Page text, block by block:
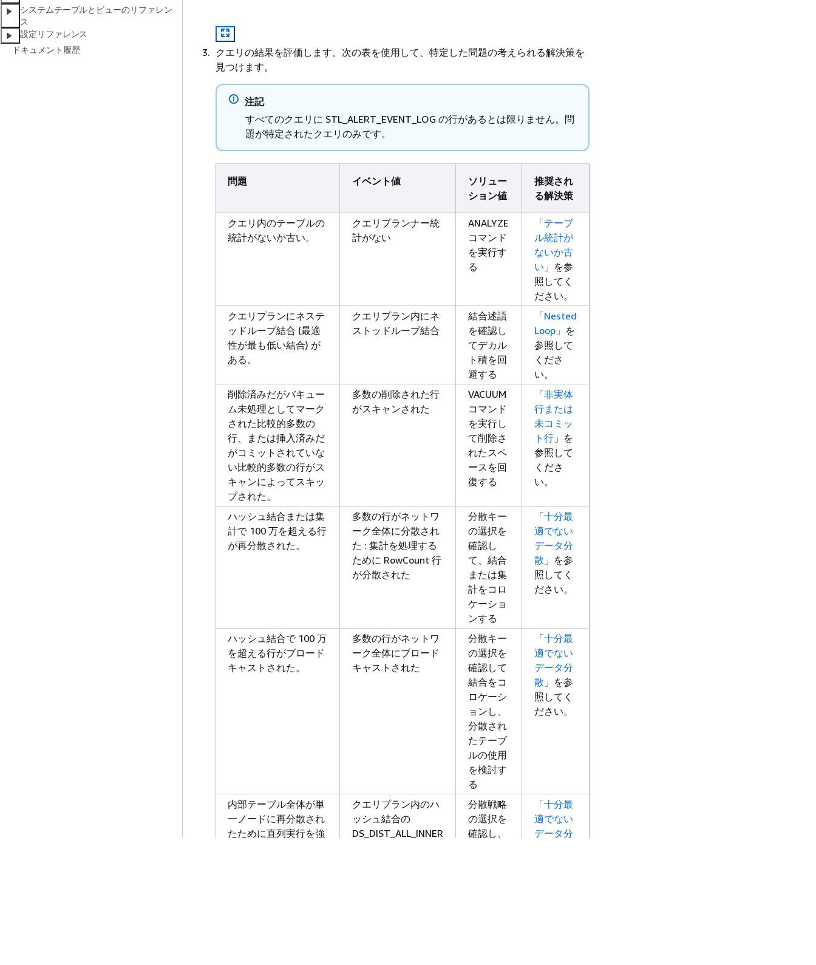
システムテーブルとビューのリファレン
ス
設定リファレンス
ドキュメント履歴
クエリの結果を評価します。次の表を使用して、特定した問題の考えられる解決策を
見つけます。
注記
すべてのクエリに STL_ALERT_EVENT_LOG の行があるとは限りません。問
題が特定されたクエリのみです。
問題 イベント値
ソリュー
ション値
推奨され
る解決策
クエリ内のテーブルの
統計がないか古い。
クエリプランナー統
計がない
ANALYZE
コマンド
を実行す
る
「テーブ
ル統計が
ないか古
い 」を参
照してく
ださい。
クエリプランにネステ
ッドループ結合 (最適
性が最も低い結合) が
ある。
クエリプラン内にネ
ストッドループ結合
結合述語
を確認し
てデカル
ト積を回
避する
「Nested
Loop 」を
参照して
くださ
い。
削除済みだがバキュー
ム未処理としてマーク
された比較的多数の
行、または挿入済みだ
がコミットされていな
い比較的多数の行がス
キャンによってスキッ
プされた。
多数の削除された行
がスキャンされた
VACUUM
コマンド
を実行し
て削除さ
れたスペ
ースを回
復する
「非実体
行または
未コミッ
ト行 」を
参照して
くださ
い。
ハッシュ結合または集
計で 100 万を超える行
が再分散された。
多数の行がネットワ
ーク全体に分散され
た : 集計を処理する
ために RowCount 行
が分散された
分散キー
の選択を
確認し
て、結合
または集
計をコロ
ケーショ
ンする
「十分最
適でない
データ分
散 」を参
照してく
ださい。
ハッシュ結合で 100 万
を超える行がブロード
キャストされた。
多数の行がネットワ
ーク全体にブロード
キャストされた
分散キー
の選択を
確認して
結合をコ
ロケーシ
ョンし、
分散され
たテーブ
ルの使用
を検討す
る
「十分最
適でない
データ分
散 」を参
照してく
ださい。
内部テーブル全体が単
一ノードに再分散され
たために直列実行を強
クエリプラン内のハ
ッシュ結合の
DS_DIST_ALL_INNER
分散戦略
の選択を
確認し、
「十分最
適でない
データ分